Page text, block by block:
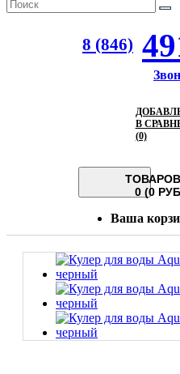
8 (846)
В
(0)
0 (0
Ваша